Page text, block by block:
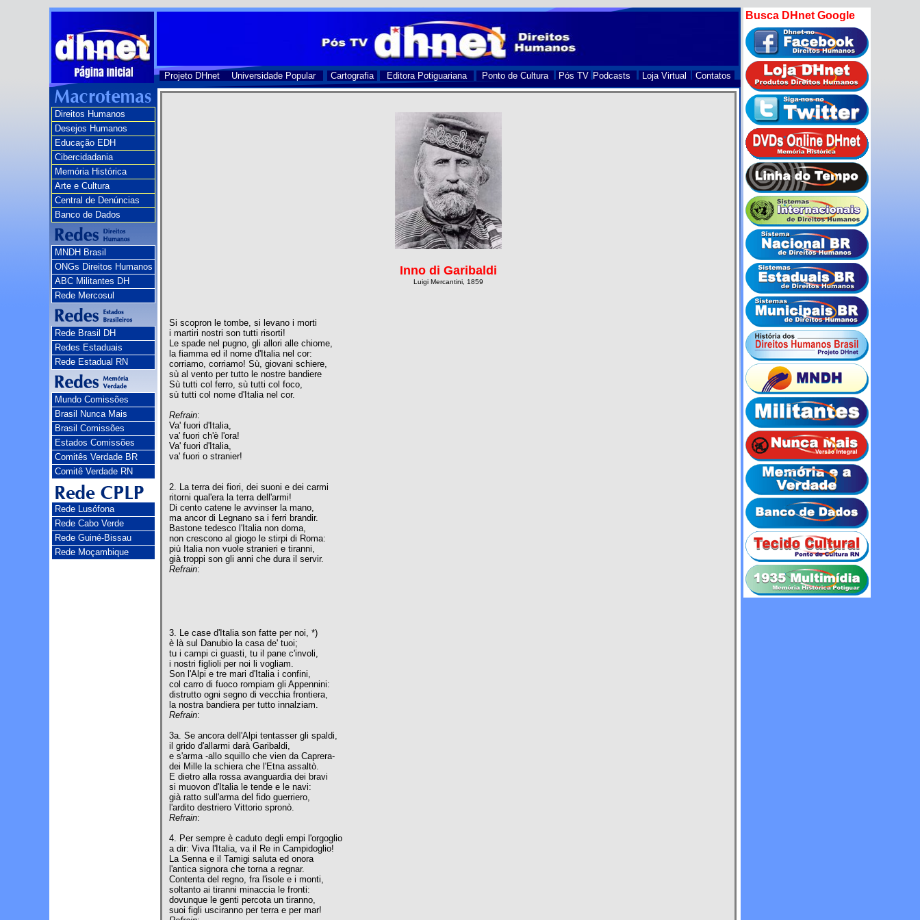
Projeto DHnet Universidade Popular Cartografia Editora Potiguariana Ponto de Cultura Pós TV Podcasts Loja Virtual Contatos
Direitos Humanos
Desejos Humanos
Educação EDH
Cibercidadania
Memória Histórica
Arte e Cultura
Central de Denúncias
Banco de Dados
MNDH Brasil
ONGs Direitos Humanos
ABC Militantes DH
Rede Mercosul
Rede Brasil DH
Redes Estaduais
Rede Estadual RN
Mundo Comissões
Brasil Nunca Mais
Brasil Comissões
Estados Comissões
Comitês Verdade BR
Comitê Verdade RN
Rede Lusófona
Rede Cabo Verde
Rede Guiné-Bissau
Rede Moçambique
Inno di Garibaldi
Luigi Mercantini, 1859
Si scopron le tombe, si levano i morti
i martiri nostri son tutti risorti!
Le spade nel pugno, gli allori alle chiome,
la fiamma ed il nome d'Italia nel cor:
corriamo, corriamo! Sù, giovani schiere,
sù al vento per tutto le nostre bandiere
Sù tutti col ferro, sù tutti col foco,
sù tutti col nome d'Italia nel cor.
Refrain:
Va' fuori d'Italia,
va' fuori ch'è l'ora!
Va' fuori d'Italia,
va' fuori o stranier!
2. La terra dei fiori, dei suoni e dei carmi
ritorni qual'era la terra dell'armi!
Di cento catene le avvinser la mano,
ma ancor di Legnano sa i ferri brandir.
Bastone tedesco l'Italia non doma,
non crescono al giogo le stirpi di Roma:
più Italia non vuole stranieri e tiranni,
già troppi son gli anni che dura il servir.
Refrain:
3. Le case d'Italia son fatte per noi, *)
è là sul Danubio la casa de' tuoi;
tu i campi ci guasti, tu il pane c'involi,
i nostri figlioli per noi li vogliam.
Son l'Alpi e tre mari d'Italia i confini,
col carro di fuoco rompiam gli Appennini:
distrutto ogni segno di vecchia frontiera,
la nostra bandiera per tutto innalziam.
Refrain:
3a. Se ancora dell'Alpi tentasser gli spaldi,
il grido d'allarmi darà Garibaldi,
e s'arma -allo squillo che vien da Caprera-
dei Mille la schiera che l'Etna assaltò.
E dietro alla rossa avanguardia dei bravi
si muovon d'Italia le tende e le navi:
già ratto sull'arma del fido guerriero,
l'ardito destriero Vittorio spronò.
Refrain:
4. Per sempre è caduto degli empi l'orgoglio
a dir: Viva l'Italia, va il Re in Campidoglio!
La Senna e il Tamigi saluta ed onora
l'antica signora che torna a regnar.
Contenta del regno, fra l'isole e i monti,
soltanto ai tiranni minaccia le fronti:
dovunque le genti percota un tiranno,
suoi figli usciranno per terra e per mar!
Busca DHnet Google